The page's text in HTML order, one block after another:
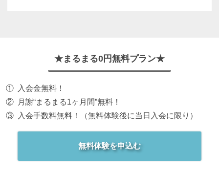
★まるまる0円無料プラン★
入会金無料！
月謝“まるまる1ヶ月間”無料！
入会手数料無料！（無料体験後に当日入会に限り）
無料体験を申込む